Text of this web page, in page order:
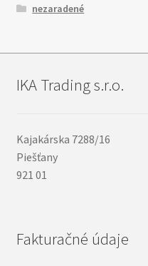
nezaradené
IKA Trading s.r.o.
Kajakárska 7288/16
Piešťany
921 01
Fakturačné údaje